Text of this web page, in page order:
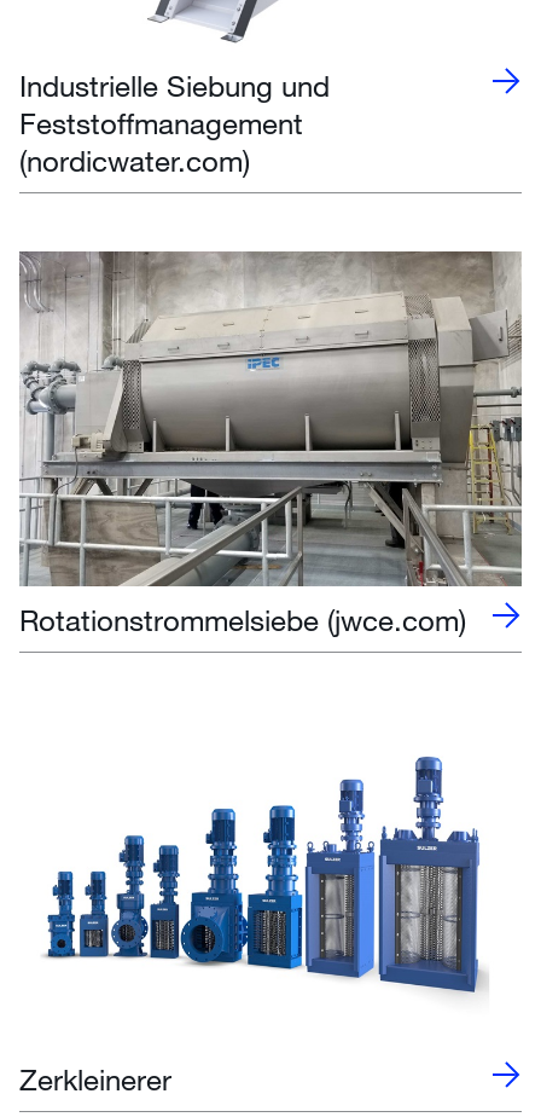
Industrielle Siebung und
Feststoffmanagement
(nordicwater.com)
Rotationstrommelsiebe (jwce.com)
Zerkleinerer